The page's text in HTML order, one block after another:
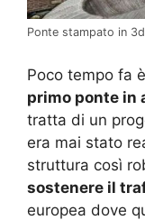
Ponte stampato in
Poco tempo fa
primo ponte in
tratta di un
era mai stato
struttura così
sostenere il
europea dove